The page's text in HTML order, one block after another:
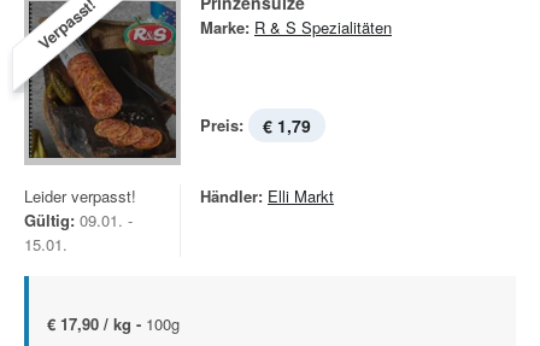
Verpasst! Marke: R & S Spezialitäten
Preis: € 1,79
Leider verpasst!
Gültig: 09.01. -
15.01.
Händler: Elli Markt
€ 17,90 / kg - 100g